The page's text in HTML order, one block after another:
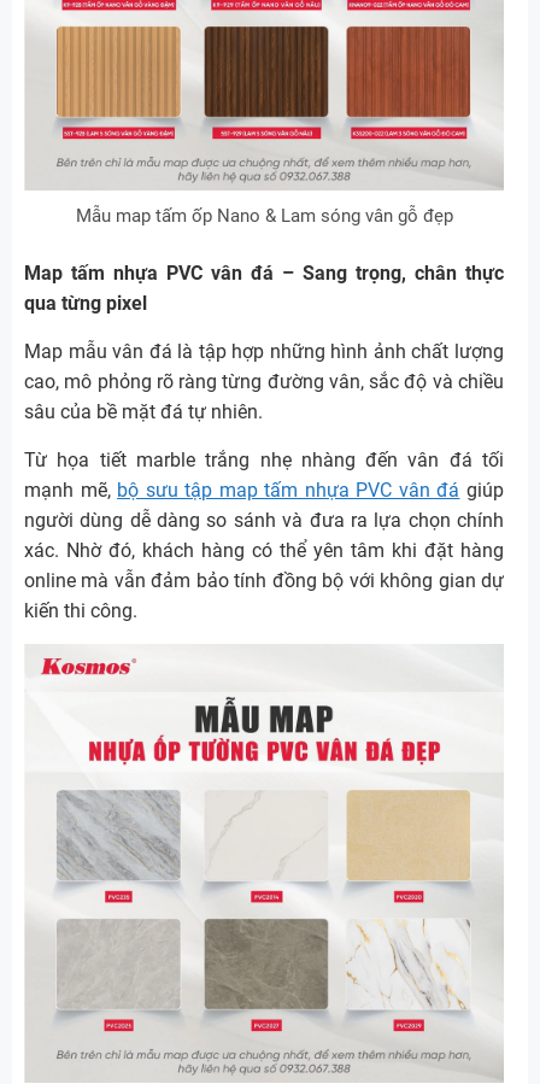
Mẫu map tấm ốp Nano & Lam sóng vân gỗ đẹp
Map tấm nhựa PVC vân đá – Sang trọng, chân thực
qua từng pixel
Map mẫu vân đá là tập hợp những hình ảnh chất lượng
cao, mô phỏng rõ ràng từng đường vân, sắc độ và chiều
sâu của bề mặt đá tự nhiên.
Từ họa tiết marble trắng nhẹ nhàng đến vân đá tối
mạnh mẽ, bộ sưu tập map tấm nhựa PVC vân đá giúp
người dùng dễ dàng so sánh và đưa ra lựa chọn chính
xác. Nhờ đó, khách hàng có thể yên tâm khi đặt hàng
online mà vẫn đảm bảo tính đồng bộ với không gian dự
kiến thi công.